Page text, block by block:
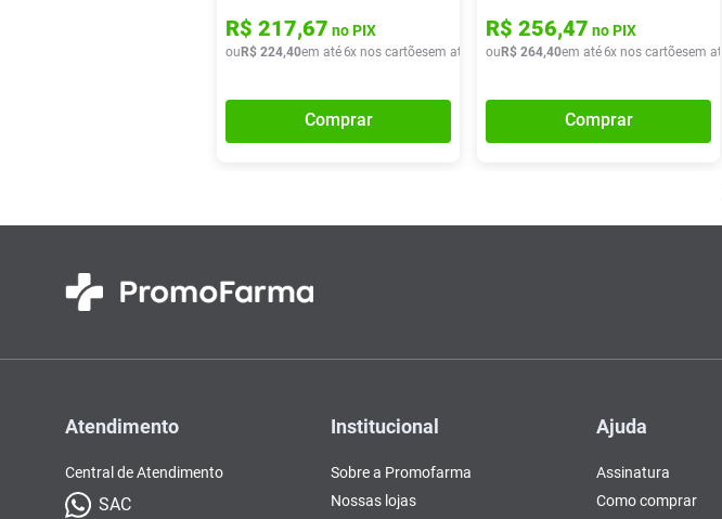
R$ 217,67 no PIX
ou R$ 224,40em até6x nos cartõesem até x de R$ 37,40
Comprar
R$ 256,47 no PIX
ou R$ 264,40em até6x nos cartõesem até
Comprar
Atendimento
Central de Atendimento
SAC
Institucional
Sobre a Promofarma
Nossas lojas
Ajuda
Assinatura
Como comprar